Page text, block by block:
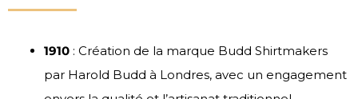
1910 : Création de la marque Budd Shirtmakers
par Harold Budd à Londres, avec un engagement